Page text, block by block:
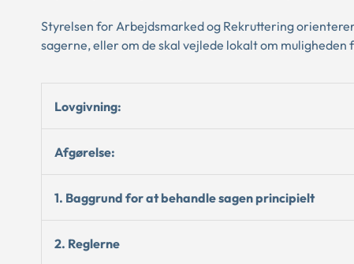
Styrelsen for Arbejdsmarked og Rekruttering
sagerne, eller om de skal vejlede lokalt om muligheden
Lovgivning:
Afgørelse:
1. Baggrund for at behandle sagen principielt
2. Reglerne